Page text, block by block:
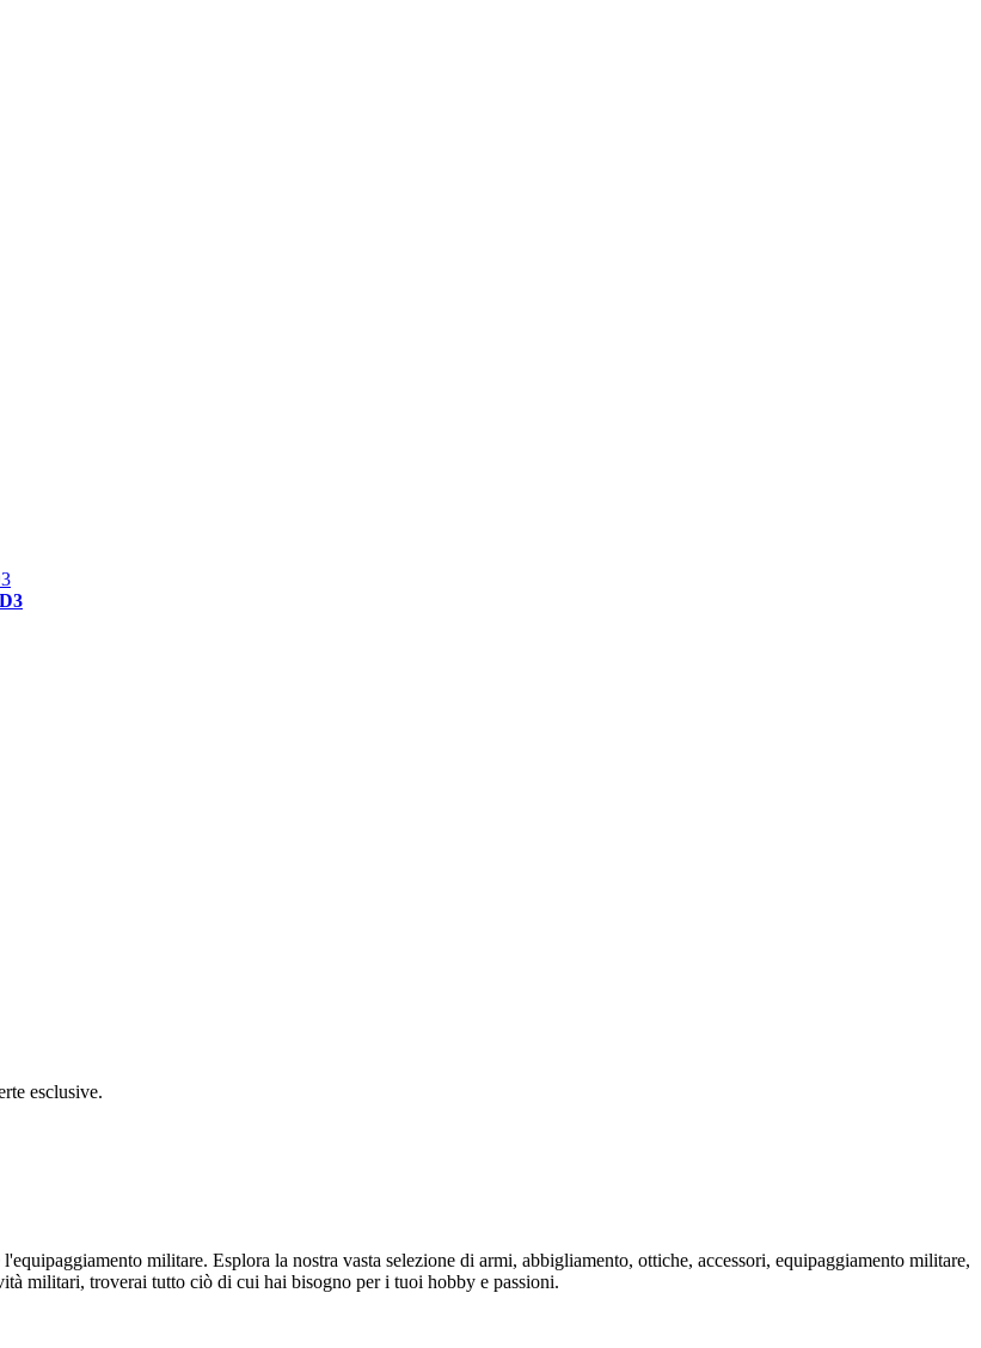
esclusive.
militare. Esplora la nostra vasta selezione di armi, abbigliamento, ottiche, accessori, equipaggiamento militare,
militari, troverai tutto ciò di cui hai bisogno per i tuoi hobby e passioni.